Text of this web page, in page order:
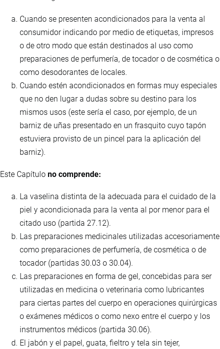
Cuando se presenten acondicionados para la venta al
consumidor indicando por medio de etiquetas, impresos
o de otro modo que están destinados al uso como
preparaciones de perfumería, de tocador o de cosmética o
como desodorantes de locales.
Cuando estén acondicionados en formas muy especiales
que no den lugar a dudas sobre su destino para los
mismos usos (este sería el caso, por ejemplo, de un
barniz de uñas presentado en un frasquito cuyo tapón
estuviera provisto de un pincel para la aplicación del
barniz).
Este Capítulo no comprende:
La vaselina distinta de la adecuada para el cuidado de la
piel y acondicionada para la venta al por menor para el
citado uso (partida 27.12).
Las preparaciones medicinales utilizadas accesoriamente
como preparaciones de perfumería, de cosmética o de
tocador (partidas 30.03 o 30.04).
Las preparaciones en forma de gel, concebidas para ser
utilizadas en medicina o veterinaria como lubricantes
para ciertas partes del cuerpo en operaciones quirúrgicas
o exámenes médicos o como nexo entre el cuerpo y los
instrumentos médicos (partida 30.06).
El jabón y el papel, guata, fieltro y tela sin tejer,